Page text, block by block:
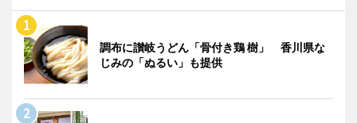
調布に讃岐うどん「骨付き鶏 樹」 香川県な
じみの「ぬるい」も提供